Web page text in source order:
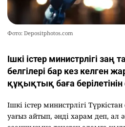
Фото: Depositphotos.com
Ішкі істер министрлігі заң
белгілері бар кез келген
құқықтық баға берілетінін
Ішкі істер министрлігі
уағыз айтып, әнді харам деп, ал